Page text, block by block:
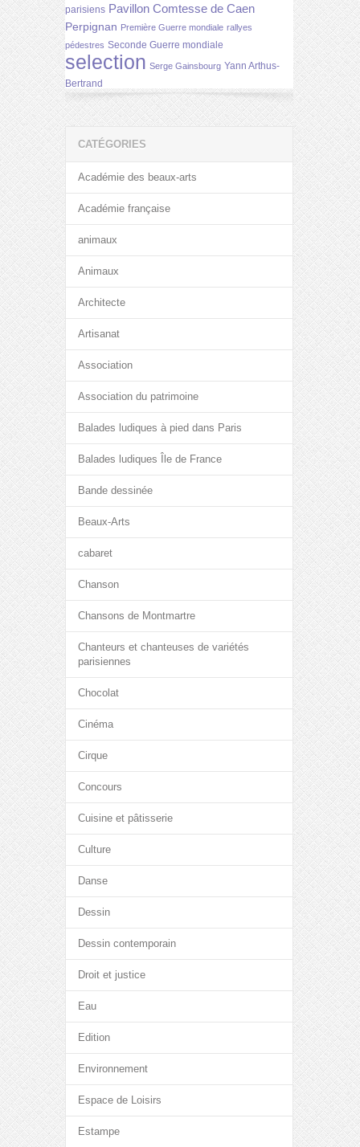
parisiens Pavillon Comtesse de Caen
Perpignan Première Guerre mondiale rallyes
pédestres Seconde Guerre mondiale
selection Serge Gainsbourg Yann Arthus-
Bertrand
CATÉGORIES
Académie des beaux-arts
Académie française
animaux
Animaux
Architecte
Artisanat
Association
Association du patrimoine
Balades ludiques à pied dans Paris
Balades ludiques Île de France
Bande dessinée
Beaux-Arts
cabaret
Chanson
Chansons de Montmartre
Chanteurs et chanteuses de variétés
parisiennes
Chocolat
Cinéma
Cirque
Concours
Cuisine et pâtisserie
Culture
Danse
Dessin
Dessin contemporain
Droit et justice
Eau
Edition
Environnement
Espace de Loisirs
Estampe